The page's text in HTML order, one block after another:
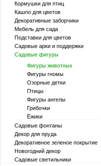
Кормушки для птиц
Кашпо для цветов
Декоративные заборчики
Мебель для сада
Подставки для цветов
Садовые арки и поддержки
Садовые фигуры
Фигуры животных
Фигуры гномы
Озорные детки
Птицы
Фигуры ангелы
Грибочки
Ёжики
Садовые фонтаны
Декор для пруда
Декоративное зеленое покрытие
Новогодний декор
Садовые светильники